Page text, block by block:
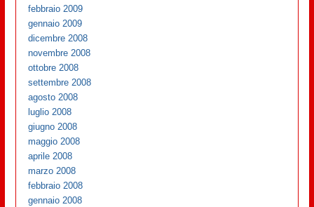
febbraio 2009
gennaio 2009
dicembre 2008
novembre 2008
ottobre 2008
settembre 2008
agosto 2008
luglio 2008
giugno 2008
maggio 2008
aprile 2008
marzo 2008
febbraio 2008
gennaio 2008